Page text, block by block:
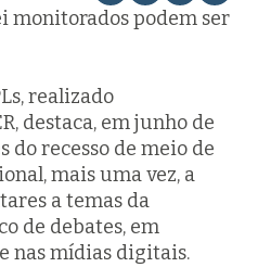
monitorados podem ser
realizado
destaca, em junho de
do recesso de meio de
mais uma vez, a
a temas da
de debates, em
nas mídias digitais.